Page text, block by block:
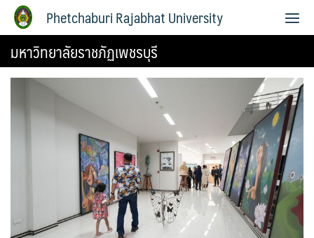
Phetchaburi Rajabhat University
มหาวิทยาลัยราชภัฏเพชรบุรี